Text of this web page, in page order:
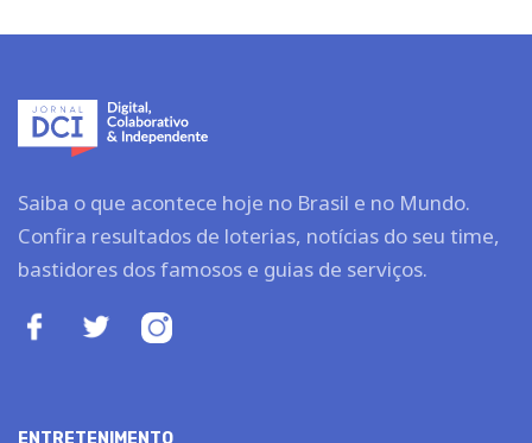
Saiba o que acontece hoje no Brasil e no Mundo.
Confira resultados de loterias, notícias do seu time,
bastidores dos famosos e guias de serviços.
ENTRETENIMENTO